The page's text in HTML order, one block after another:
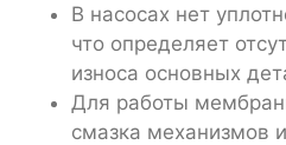
В насосах нет
что определяет
износа основных
Для работы
смазка механизмов